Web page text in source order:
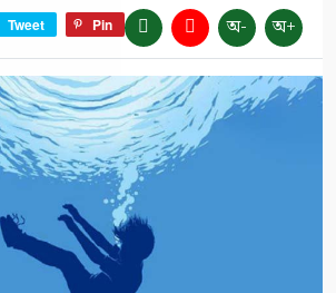
Tweet Pin অ- অ+